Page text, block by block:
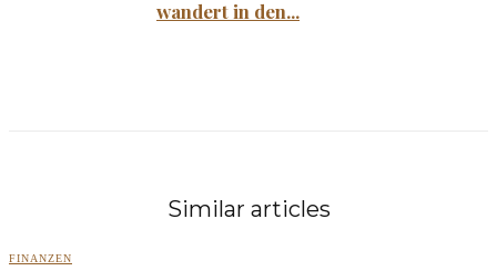
wandert in den...
Similar articles
FINANZEN